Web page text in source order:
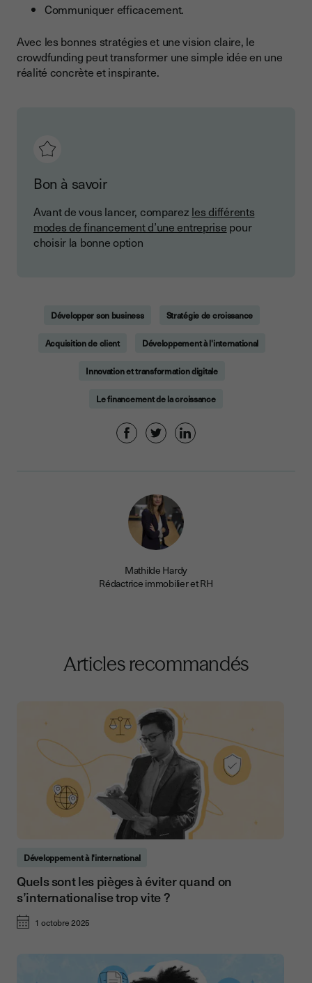
Communiquer efficacement.
Avec les bonnes stratégies et une vision claire, le
crowdfunding peut transformer une simple idée en une
réalité concrète et inspirante.
Bon à savoir
Avant de vous lancer, comparez les différents
modes de financement d’une entreprise pour
choisir la bonne option
Développer son business Stratégie de croissance
Acquisition de client Développement à l'international
Innovation et transformation digitale
Le financement de la croissance
Mathilde Hardy
Rédactrice immobilier et RH
Articles recommandés
Développement à l'international
Quels sont les pièges à éviter quand on
s’internationalise trop vite ?
1 octobre 2025